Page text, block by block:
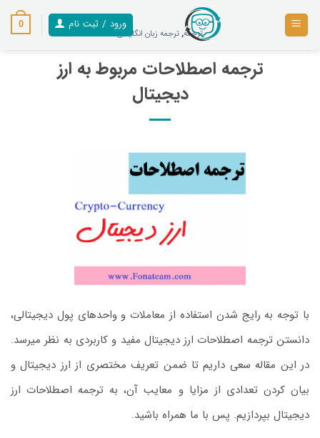
ورود / ثبت نام 0
ترجمه,ترجمه زبان انگلیسی
ترجمه اصطلاحات مربوط به ارز
دیجیتال
با توجه به رایج شدن استفاده از معاملات و واحدهای پول دیجیتالی،
دانستن ترجمه اصطلاحات ارز دیجیتال مفید و کاربردی به نظر میرسد.
در این مقاله سعی داریم تا ضمن تعریف مختصری از ارز دیجیتال و
بیان کردن تعدادی از مزایا و معایب آن، به ترجمه اصطلاحات ارز
دیجیتال بپردازیم. پس با ما همراه باشید.